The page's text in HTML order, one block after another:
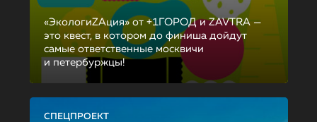
«ЭкологиZAция» от +1ГОРОД и ZAVTRA —
это квест, в котором до финиша дойдут
самые ответственные москвичи
и петербуржцы!
СПЕЦПРОЕКТ